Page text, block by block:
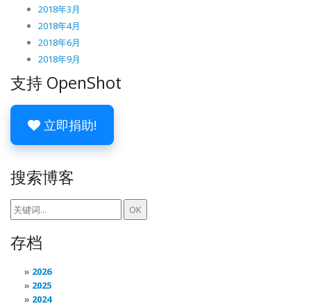
2018年3月
2018年4月
2018年6月
2018年9月
支持 OpenShot
立即捐助!
搜索博客
存档
2026
2025
2024